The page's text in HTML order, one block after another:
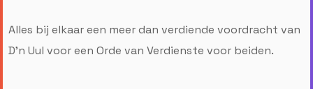
Alles bij elkaar een meer dan verdiende voordracht van
D'n Uul voor een Orde van Verdienste voor beiden.